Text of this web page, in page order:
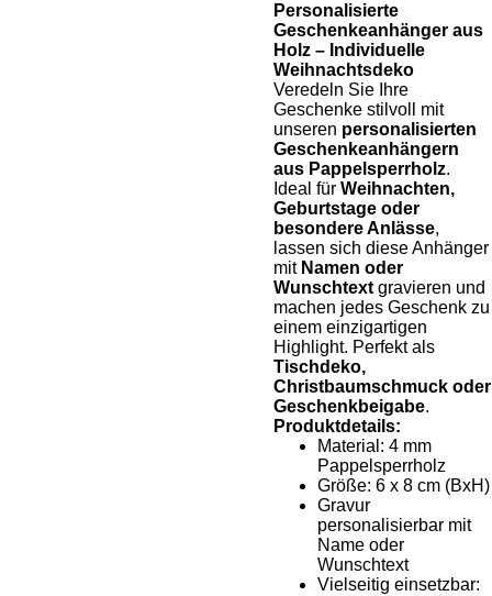
Personalisierte
Geschenkeanhänger aus
Holz – Individuelle
Weihnachtsdeko
Veredeln Sie Ihre
Geschenke stilvoll mit
unseren personalisierten
Geschenkeanhängern
aus Pappelsperrholz.
Ideal für Weihnachten,
Geburtstage oder
besondere Anlässe,
lassen sich diese Anhänger
mit Namen oder
Wunschtext gravieren und
machen jedes Geschenk zu
einem einzigartigen
Highlight. Perfekt als
Tischdeko,
Christbaumschmuck oder
Geschenkbeigabe.
Produktdetails:
Material: 4 mm
Pappelsperrholz
Größe: 6 x 8 cm (BxH)
Gravur
personalisierbar mit
Name oder
Wunschtext
Vielseitig einsetzbar: